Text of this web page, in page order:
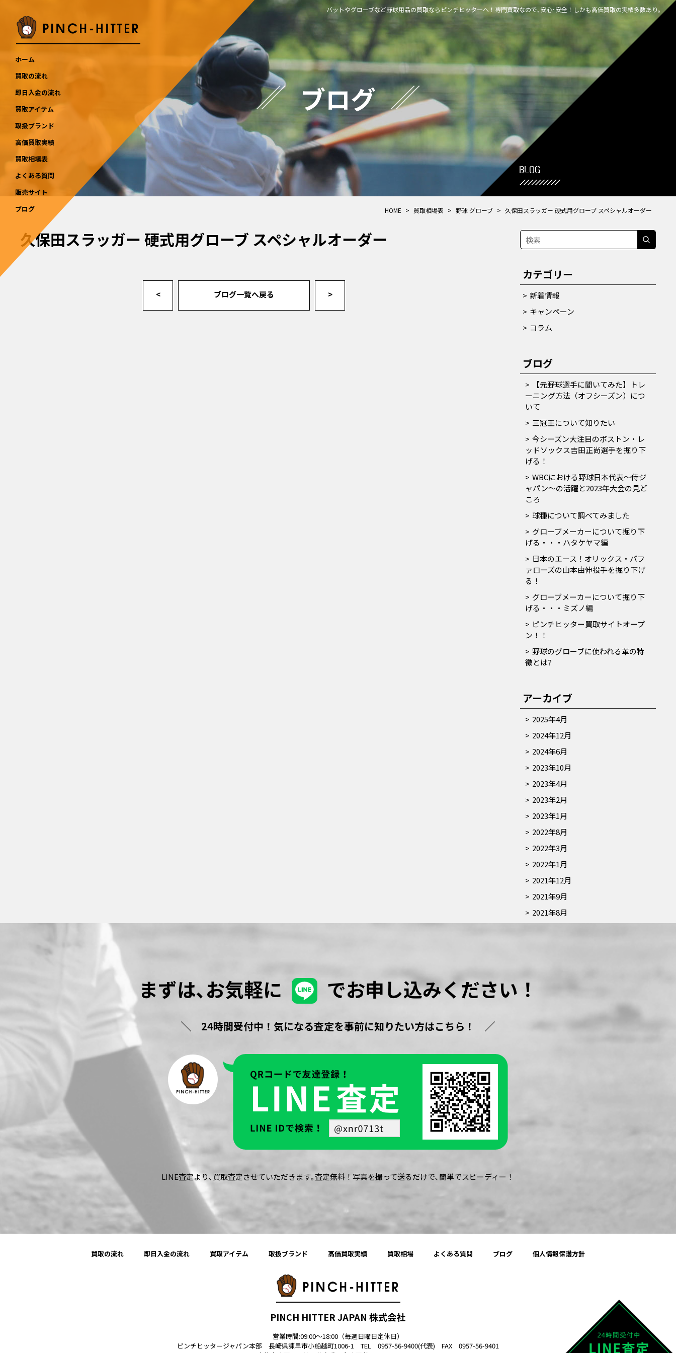
バットやグローブなど野球用品の買取ならピンチヒッターへ！専門買取なので､安心･安全！しかも高価買取の実績多数あり｡
ホーム
買取の流れ
即日入金の流れ
買取アイテム
取扱ブランド
高価買取実績
買取相場表
よくある質問
販売サイト
ブログ
ブログ
BLOG
HOME > 買取相場表 > 野球 グローブ > 久保田スラッガー 硬式用グローブ スペシャルオーダー
久保田スラッガー 硬式用グローブ スペシャルオーダー
< ブログ一覧へ戻る >
カテゴリー
新着情報
キャンペーン
コラム
ブログ
【元野球選手に聞いてみた】トレ
ーニング方法（オフシーズン）につ
いて
三冠王について知りたい
今シーズン大注目のボストン・レ
ッドソックス吉田正尚選手を掘り下
げる！
WBCにおける野球日本代表～侍ジ
ャパン～の活躍と2023年大会の見ど
ころ
球種について調べてみました
グローブメーカーについて掘り下
げる・・・ハタケヤマ編
日本のエース！オリックス・バフ
ァローズの山本由伸投手を掘り下げ
る！
グローブメーカーについて掘り下
げる・・・ミズノ編
ピンチヒッター買取サイトオープ
ン！！
野球のグローブに使われる革の特
徴とは?
アーカイブ
2025年4月
2024年12月
2024年6月
2023年10月
2023年4月
2023年2月
2023年1月
2022年8月
2022年3月
2022年1月
2021年12月
2021年9月
2021年8月
まずは､お気軽に でお申し込みください！
24時間受付中！気になる査定を事前に知りたい方はこちら！
LINE査定より､買取査定させていただきます｡査定無料！写真を撮って送るだけで､簡単でスピーディー！
買取の流れ 即日入金の流れ 買取アイテム 取扱ブランド 高価買取実績 買取相場 よくある質問 ブログ 個人情報保護方針
PINCH HITTER JAPAN 株式会社
営業時間:09:00〜18:00（毎週日曜日定休日）
ピンチヒッタージャパン本部 長崎県諫早市小船越町1006-1 TEL 0957-56-9400(代表) FAX 0957-56-9401